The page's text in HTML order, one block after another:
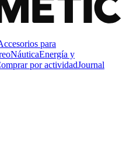
para
NáuticaEnergía y
por actividadJournal